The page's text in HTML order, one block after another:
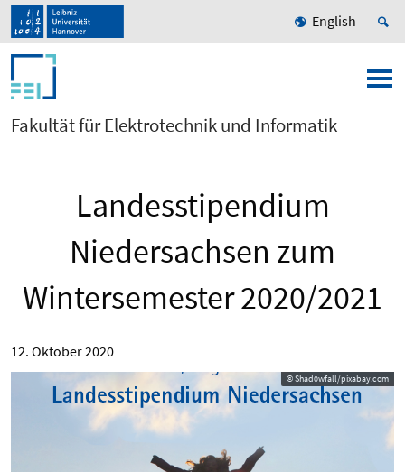
English
Fakultät für Elektrotechnik und Informatik
Landesstipendium
Niedersachsen zum
Wintersemester 2020/2021
12. Oktober 2020
© Shad0wfall/pixabay.com